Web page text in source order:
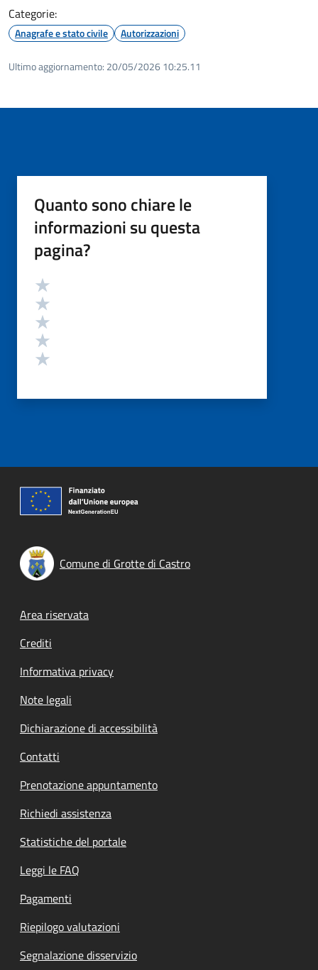
Categorie:
Anagrafe e stato civile Autorizzazioni
Ultimo aggiornamento: 20/05/2026 10:25.11
Quanto sono chiare le
informazioni su questa
pagina?
Valutazione
Comune di Grotte di Castro
Footer menu
Area riservata
Crediti
Informativa privacy
Note legali
Dichiarazione di accessibilità
Contatti
Prenotazione appuntamento
Richiedi assistenza
Statistiche del portale
Leggi le FAQ
Pagamenti
Riepilogo valutazioni
Segnalazione disservizio